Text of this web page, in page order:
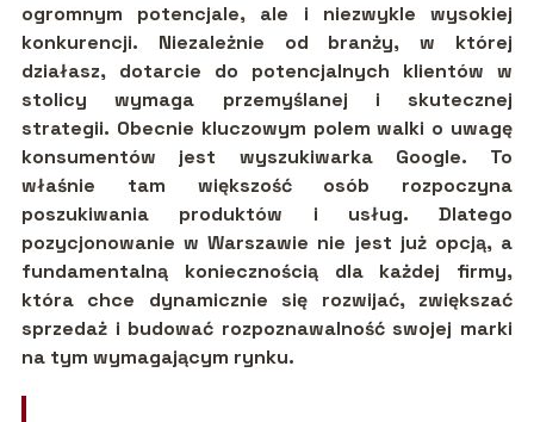
ogromnym potencjale, ale i niezwykle wysokiej
konkurencji. Niezależnie od branży, w której
działasz, dotarcie do potencjalnych klientów w
stolicy wymaga przemyślanej i skutecznej
strategii. Obecnie kluczowym polem walki o uwagę
konsumentów jest wyszukiwarka Google. To
właśnie tam większość osób rozpoczyna
poszukiwania produktów i usług. Dlatego
pozycjonowanie w Warszawie nie jest już opcją, a
fundamentalną koniecznością dla każdej firmy,
która chce dynamicznie się rozwijać, zwiększać
sprzedaż i budować rozpoznawalność swojej marki
na tym wymagającym rynku.